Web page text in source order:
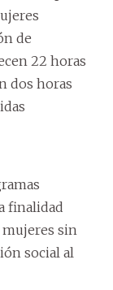
de
22 horas
dos horas
finalidad
mujeres sin
social al